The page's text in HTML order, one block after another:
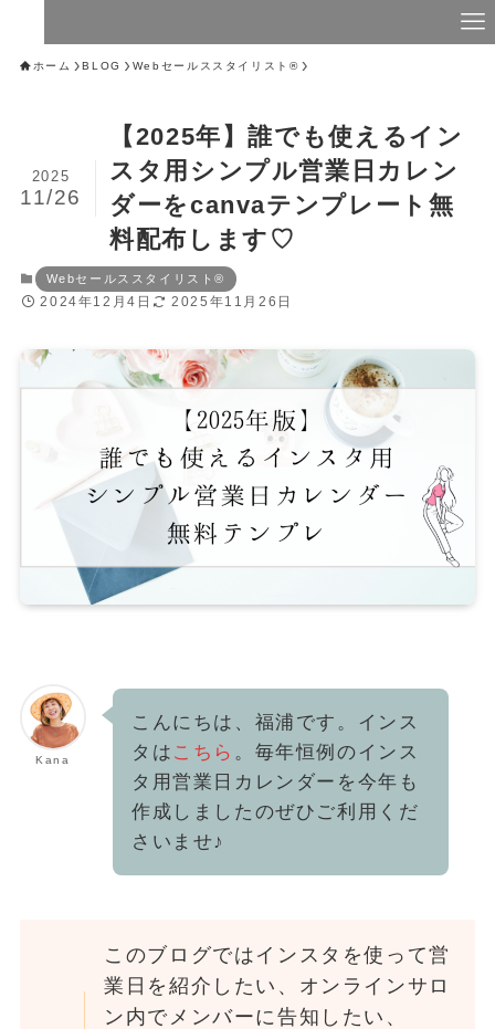
ホーム BLOG Webセールススタイリスト®︎
【2025年】誰でも使えるイン
スタ用シンプル営業日カレン
ダーをcanvaテンプレート無
料配布します♡
2025
11/26
Webセールススタイリスト®︎
2024年12月4日 2025年11月26日
Kana
こんにちは、福浦です。インス
タは こちら 。毎年恒例のインス
タ用営業日カレンダーを今年も
作成しましたのぜひご利用くだ
さいませ♪
このブログでは インスタを使って営
業日を紹介したい、オンラインサロ
ン内でメンバーに告知したい、